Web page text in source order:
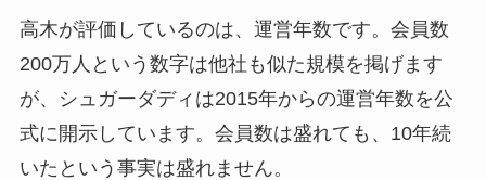
高木が評価しているのは、運営年数です。会員数
200万人という数字は他社も似た規模を掲げます
が、シュガーダディは2015年からの運営年数を公
式に開示しています。会員数は盛れても、10年続
いたという事実は盛れません。